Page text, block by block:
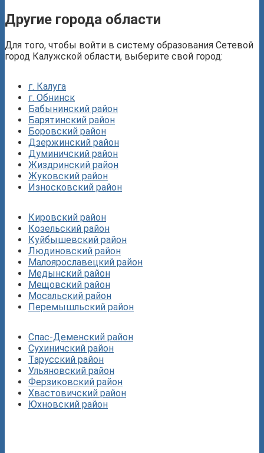
Другие города области
Для того, чтобы войти в систему образования Сетевой
город Калужской области, выберите свой город:
г. Калуга
г. Обнинск
Бабынинский район
Барятинский район
Боровский район
Дзержинский район
Думиничский район
Жиздринский район
Жуковский район
Износковский район
Кировский район
Козельский район
Куйбышевский район
Людиновский район
Малоярославецкий район
Медынский район
Мещовский район
Мосальский район
Перемышльский район
Спас-Деменский район
Сухиничский район
Тарусский район
Ульяновский район
Ферзиковский район
Хвастовичский район
Юхновский район